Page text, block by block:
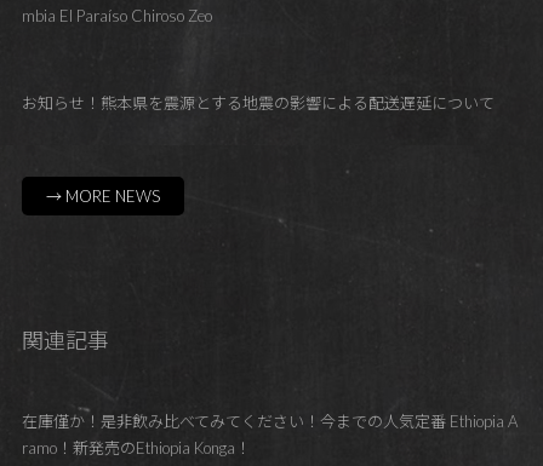
mbia El Paraíso Chiroso Zeo
お知らせ！熊本県を震源とする地震の影響による配送遅延について
→ MORE NEWS
関連記事
在庫僅か！是非飲み比べてみてください！今までの人気定番 Ethiopia A
ramo！新発売のEthiopia Konga！